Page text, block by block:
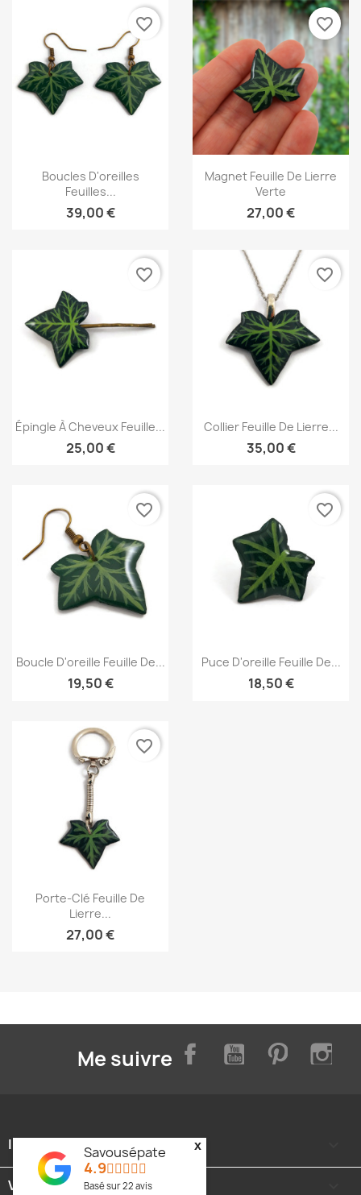
Aperçu rapide
Boucles D'oreilles
Feuilles...
39,00 €
favorite_border
Aperçu rapide
Magnet Feuille De Lierre
Verte
27,00 €
favorite_border
Aperçu rapide
Épingle À Cheveux Feuille...
25,00 €
favorite_border
Aperçu rapide
Collier Feuille De Lierre...
35,00 €
favorite_border
 Aperçu rapide
Boucle D'oreille Feuille De...
19,50 €
favorite_border
Aperçu rapide
Puce D'oreille Feuille De...
18,50 €
favorite_border
Aperçu rapide
Porte-Clé Feuille De
Lierre...
27,00 €
favorite_border
Me suivre FacebookYouTube Pinterest
INFORMATIONS
VOTRE COMPTE
Savousépate
4.9
Basé sur22 avis
x